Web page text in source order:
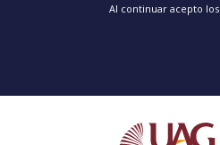
Al continuar acepto los